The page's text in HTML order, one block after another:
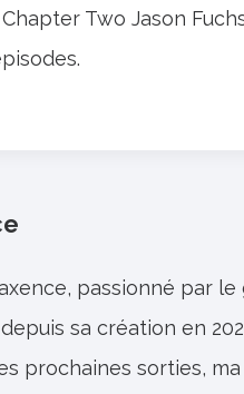
Two Jason
passionné par
sa création en
prochaines sorties,